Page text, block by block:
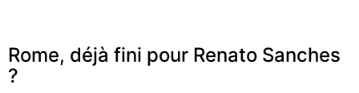
Rome, déjà fini pour Renato Sanches
?